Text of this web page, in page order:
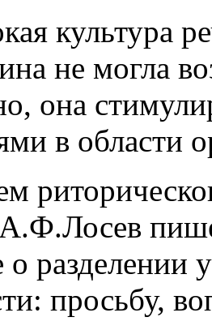
культура
не могла
она
в области
разделении
просьбу,